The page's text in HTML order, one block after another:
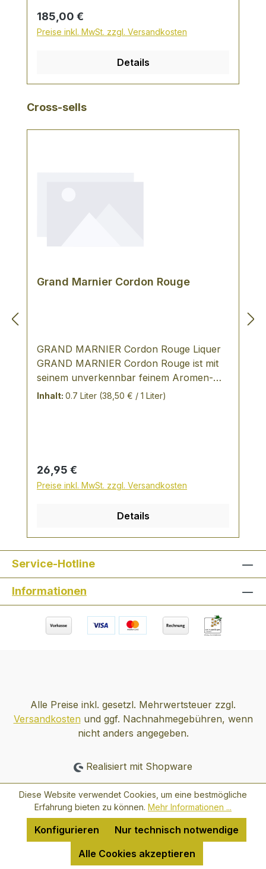
Regulärer Preis:
185,00 €
Preise inkl. MwSt. zzgl. Versandkosten
Details
Produktgalerie überspringen
Cross-sells
Grand Marnier Cordon Rouge
GRAND MARNIER Cordon Rouge Liquer
GRAND MARNIER Cordon Rouge ist mit
seinem unverkennbar feinem Aromen-
Profil ein wunderbarer After-Dinner Drink.
Inhalt: 0.7 Liter (38,50 € / 1 Liter)
Regulärer Preis:
26,95 €
Preise inkl. MwSt. zzgl. Versandkosten
Details
Service-Hotline
Informationen
Alle Preise inkl. gesetzl. Mehrwertsteuer zzgl.
Versandkostenund ggf. Nachnahmegebühren, wenn
nicht anders angegeben.
Realisiert mit Shopware
Diese Website verwendet Cookies, um eine bestmögliche
Erfahrung bieten zu können. Mehr Informationen ...
Nur technisch notwendige
Konfigurieren
Alle Cookies akzeptieren